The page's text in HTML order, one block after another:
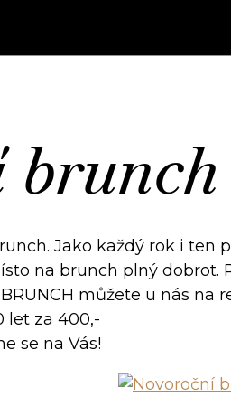
Jako každý rok i ten
na brunch plný dobrot.
můžete u nás na
let za 400,-
se na Vás!